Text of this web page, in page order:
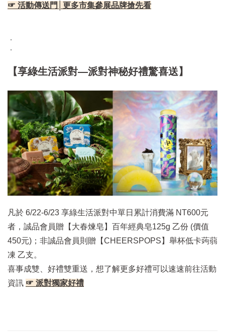
☞ 活動傳送門│更多市集參展品牌搶先看
．
．
【享綠生活派對—派對神秘好禮驚喜送】
凡於 6/22-6/23 享綠生活派對中單日累計消費滿 NT600元
者，誠品會員贈【大春煉皂】百年經典皂125g 乙份 (價值
450元)；非誠品會員則贈【CHEERSPOPS】舉杯低卡蒟蒻
凍 乙支。
喜事成雙、好禮雙重送，想了解更多好禮可以速速前往活動
資訊 ☞ 派對獨家好禮